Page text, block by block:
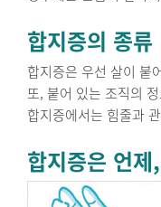
합지증의 종류
합지증은 우선 살이 붙
또, 붙어 있는 조직의
합지증에서는 힘줄과
합지증은 언